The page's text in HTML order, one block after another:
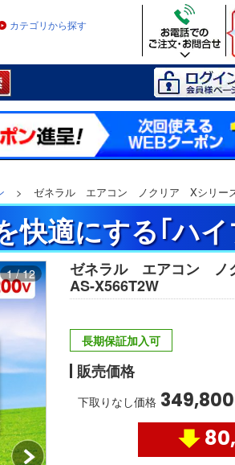
カテゴリから探す
> ゼネラル エアコン ノクリア Xシリー
快適にする｢ハ
1 / 12
ゼネラル エアコン
AS-X566T2W
長期保証加入可
販売価格
下取りなし価格 349,800